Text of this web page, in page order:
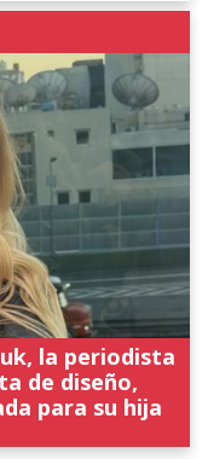
la periodista
de diseño,
para su hija